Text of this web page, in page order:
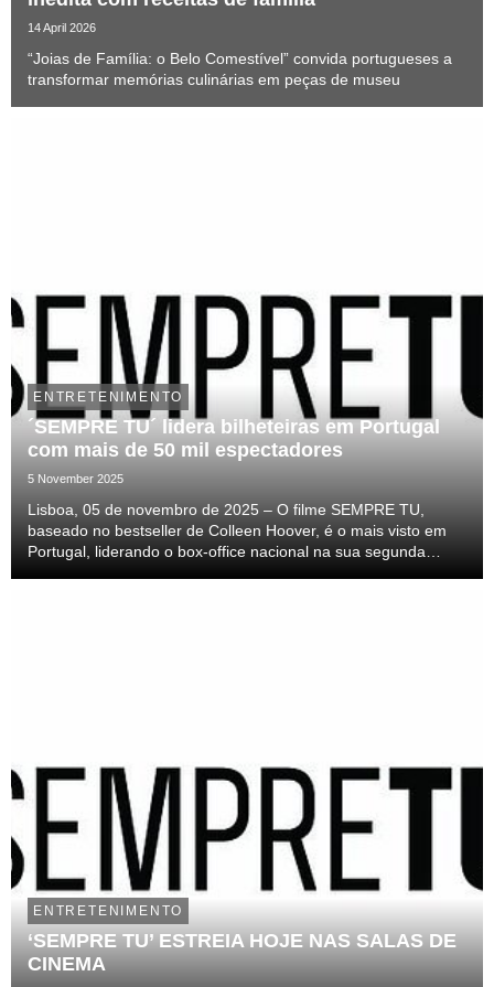
14 April 2026
“Joias de Família: o Belo Comestível” convida portugueses a
transformar memórias culinárias em peças de museu
ENTRETENIMENTO
´SEMPRE TU´ lidera bilheteiras em Portugal
com mais de 50 mil espectadores
5 November 2025
Lisboa, 05 de novembro de 2025 – O filme SEMPRE TU,
baseado no bestseller de Colleen Hoover, é o mais visto em
Portugal, liderando o box-office nacional na sua segunda
ENTRETENIMENTO
‘SEMPRE TU’ ESTREIA HOJE NAS SALAS DE
CINEMA